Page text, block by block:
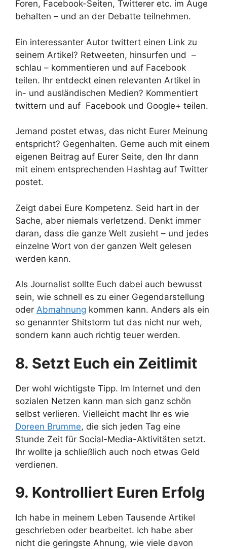
Foren, Facebook-Seiten, Twitterer etc. im Auge
behalten – und an der Debatte teilnehmen.
Ein interessanter Autor twittert einen Link zu
seinem Artikel? Retweeten, hinsurfen und –
schlau – kommentieren und auf Facebook
teilen. Ihr entdeckt einen relevanten Artikel in
in- und ausländischen Medien? Kommentiert
twittern und auf Facebook und Google+ teilen.
Jemand postet etwas, das nicht Eurer Meinung
entspricht? Gegenhalten. Gerne auch mit einem
eigenen Beitrag auf Eurer Seite, den Ihr dann
mit einem entsprechenden Hashtag auf Twitter
postet.
Zeigt dabei Eure Kompetenz. Seid hart in der
Sache, aber niemals verletzend. Denkt immer
daran, dass die ganze Welt zusieht – und jedes
einzelne Wort von der ganzen Welt gelesen
werden kann.
Als Journalist sollte Euch dabei auch bewusst
sein, wie schnell es zu einer Gegendarstellung
oder Abmahnung kommen kann. Anders als ein
so genannter Shitstorm tut das nicht nur weh,
sondern kann auch richtig teuer werden.
8. Setzt Euch ein Zeitlimit
Der wohl wichtigste Tipp. Im Internet und den
sozialen Netzen kann man sich ganz schön
selbst verlieren. Vielleicht macht Ihr es wie
Doreen Brumme, die sich jeden Tag eine
Stunde Zeit für Social-Media-Aktivitäten setzt.
Ihr wollte ja schließlich auch noch etwas Geld
verdienen.
9. Kontrolliert Euren Erfolg
Ich habe in meinem Leben Tausende Artikel
geschrieben oder bearbeitet. Ich habe aber
nicht die geringste Ahnung, wie viele davon